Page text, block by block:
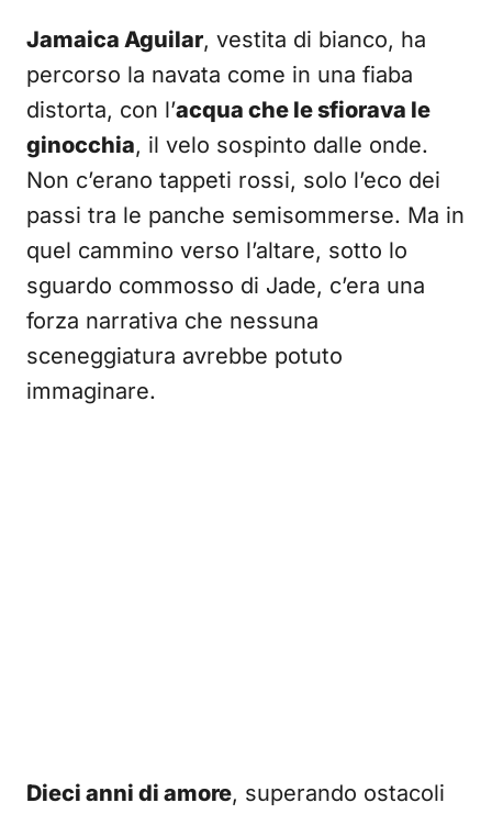
Jamaica Aguilar, vestita di bianco, ha
percorso la navata come in una fiaba
distorta, con l’acqua che le sfiorava le
ginocchia, il velo sospinto dalle onde.
Non c’erano tappeti rossi, solo l’eco dei
passi tra le panche semisommerse. Ma in
quel cammino verso l’altare, sotto lo
sguardo commosso di Jade, c’era una
forza narrativa che nessuna
sceneggiatura avrebbe potuto
immaginare.
Dieci anni di amore, superando ostacoli